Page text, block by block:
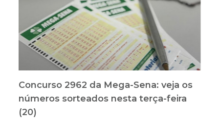
Concurso 2962 da Mega-Sena: veja os
números sorteados nesta terça-feira
(20)